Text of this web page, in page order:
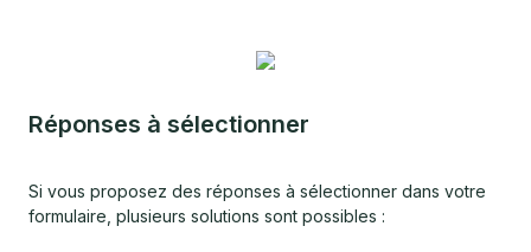
Réponses à sélectionner
Si vous proposez des réponses à sélectionner dans votre
formulaire, plusieurs solutions sont possibles :